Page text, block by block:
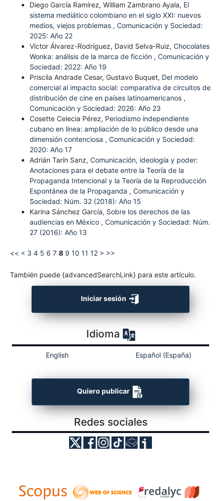
Diego García Ramírez, William Zambrano Ayala, El
sistema mediático colombiano en el siglo XXI: nuevos
medios, viejos problemas , Comunicación y Sociedad:
2025: Año 22
Víctor Álvarez-Rodríguez, David Selva-Ruiz, Chocolates
Wonka: análisis de la marca de ficción , Comunicación y
Sociedad: 2022: Año 19
Priscila Andrade Cesar, Gustavo Buquet, Del modelo
comercial al impacto social: comparativa de circuitos de
distribución de cine en países latinoamericanos ,
Comunicación y Sociedad: 2026: Año 23
Cosette Celecia Pérez, Periodismo independiente
cubano en línea: ampliación de lo público desde una
dimensión contenciosa , Comunicación y Sociedad:
2020: Año 17
Adrián Tarín Sanz, Comunicación, ideología y poder:
Anotaciones para el debate entre la Teoría de la
Propaganda Intencional y la Teoría de la Reproducción
Espontánea de la Propaganda , Comunicación y
Sociedad: Núm. 32 (2018): Año 15
Karina Sánchez García, Sobre los derechos de las
audiencias en México , Comunicación y Sociedad: Núm.
27 (2016): Año 13
<< < 3 4 5 6 7 8 9 10 11 12 > >>
También puede {advancedSearchLink} para este artículo.
Iniciar sesión
Idioma
English Español (España)
Quiero publicar
Redes sociales